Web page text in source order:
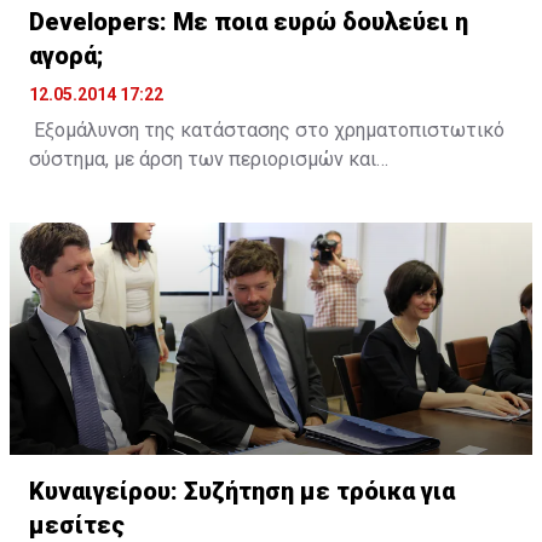
Developers: Με ποια ευρώ δουλεύει η
αγορά;
12.05.2014 17:22
Εξομάλυνση της κατάστασης στο χρηματοπιστωτικό
σύστημα, με άρση των περιορισμών και
εξυπηρετούμενα δάνεια, ζητούν οι επιχειρηματίες
ανάπτυξης γης.
Την ίδια ώρα ο Σύνδεσμος Επιχειρηματιών Ανάπτυξης
έχει δώσει οδηγίες στα μέλη του να εξυπηρετούν τα
δάνεια τους.
Μιλώντας ύστερα από συνάντηση με εκπροσώπους
της Τρόικας, που επικεντρώθηκε στην κατάσταση
στον τομέα των ακινήτων και κληθείς να σχολιάσει
ότι η Τρόικα πιέζει για εξόφληση των μη
Κυναιγείρου: Συζήτηση με τρόικα για
μεσίτες